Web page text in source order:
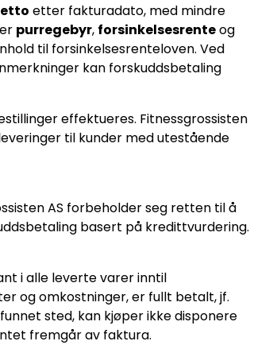
etter fakturadato, med mindre
purregebyr, forsinkelsesrenteog
til forsinkelsesrenteloven. Ved
kan forskuddsbetaling
effektueres. Fitnessgrossisten
til kunder med utestående
AS forbeholder seg retten til å
basert på kredittvurdering.
i alle leverte varer inntil
og omkostninger, er fullt betalt, jf.
sted, kan kjøper ikke disponere
fremgår av faktura.